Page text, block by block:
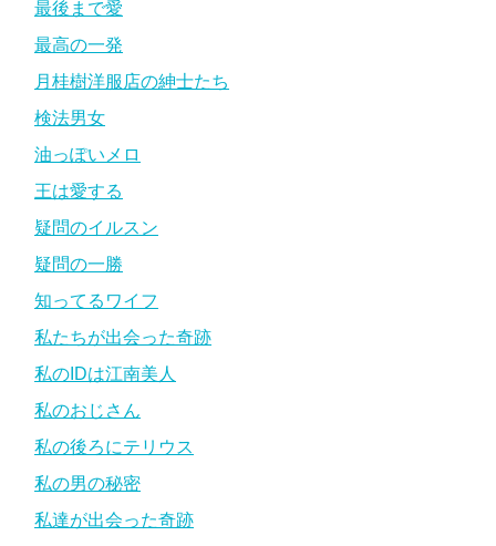
最後まで愛
最高の一発
月桂樹洋服店の紳士たち
検法男女
油っぽいメロ
王は愛する
疑問のイルスン
疑問の一勝
知ってるワイフ
私たちが出会った奇跡
私のIDは江南美人
私のおじさん
私の後ろにテリウス
私の男の秘密
私達が出会った奇跡